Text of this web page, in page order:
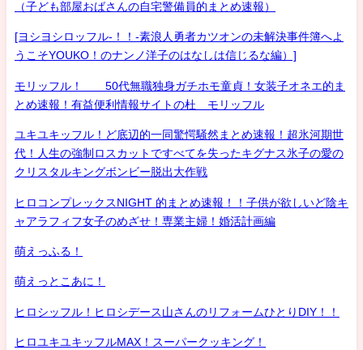
（子ども部屋おばさんの自宅警備員的まとめ速報）
[ヨシヨシロッフル-！！-素浪人勇者カツオンの未解決事件簿へよ
うこそYOUKO！のナンノ洋子のはなしは信じるな編）]
モリッフル！ 50代無職独身ガチホモ童貞！女装子オネエ的ま
とめ速報！有益便利情報サイトの杜 モリッフル
ユキユキッフル！ど底辺的一同驚愕騒然まとめ速報！超氷河期世
代！人生の強制ロスカットですべてを失ったキグナス氷子の愛の
クリスタルキングボンビー脱出大作戦
ヒロコンプレックスNIGHT 的まとめ速報！！子供が欲しいど陰キ
ャアラフィフ女子のめざせ！専業主婦！婚活計画編
萌えっふる！
萌えっとこあに！
ヒロシッフル！ヒロシデース山さんのリフォームひとりDIY！！
ヒロユキユキッフルMAX！スーパークッキング！